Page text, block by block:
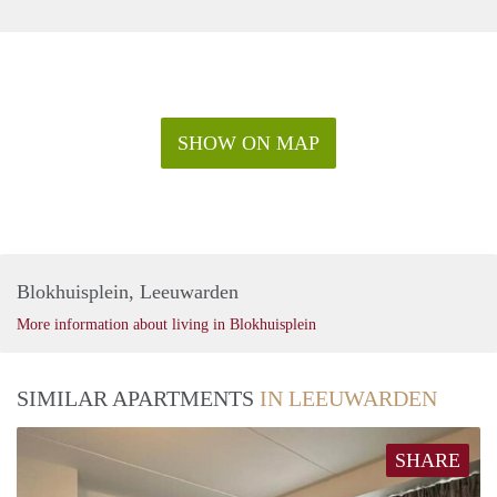
SHOW ON MAP
Blokhuisplein, Leeuwarden
More information about living in Blokhuisplein
SIMILAR APARTMENTS IN LEEUWARDEN
SHARE